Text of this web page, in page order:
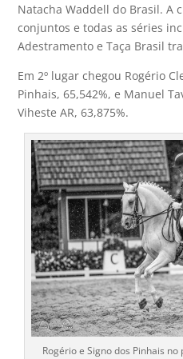
Natacha Waddell do Brasil. A
conjuntos e todas as séries
Adestramento e Taça Brasil
Em 2º lugar chegou Rogério
Pinhais, 65,542%, e Manuel
Viheste AR, 63,875%.
Rogério e Signo dos Pinhais